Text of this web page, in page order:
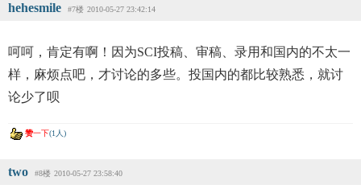
hehesmile #7楼 2010-05-27 23:42:14
呵呵，肯定有啊！因为SCI投稿、审稿、录用和国内的不太一
样，麻烦点吧，才讨论的多些。投国内的都比较熟悉，就讨
论少了呗
赞一下(1人)
two #8楼 2010-05-27 23:58:40